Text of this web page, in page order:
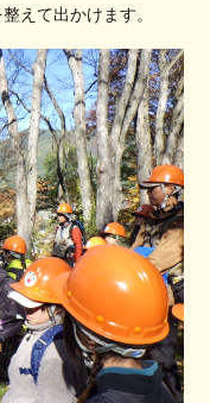
えて出かけます。